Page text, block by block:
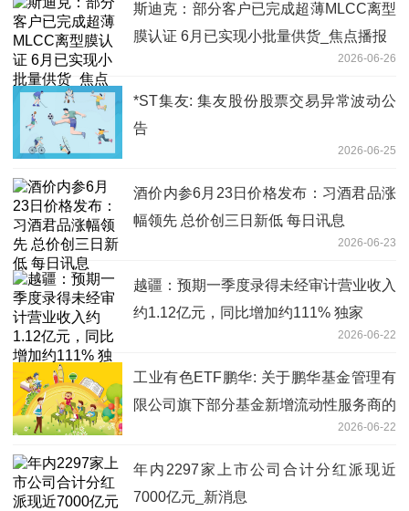
斯迪克：部分客户已完成超薄MLCC离型
膜认证 6月已实现小批量供货_焦点播报
2026-06-26
*ST集友: 集友股份股票交易异常波动公
告
2026-06-25
酒价内参6月23日价格发布：习酒君品涨
幅领先 总价创三日新低 每日讯息
2026-06-23
越疆：预期一季度录得未经审计营业收入
约1.12亿元，同比增加约111% 独家
2026-06-22
工业有色ETF鹏华: 关于鹏华基金管理有
限公司旗下部分基金新增流动性服务商的
2026-06-22
年内2297家上市公司合计分红派现近
7000亿元_新消息